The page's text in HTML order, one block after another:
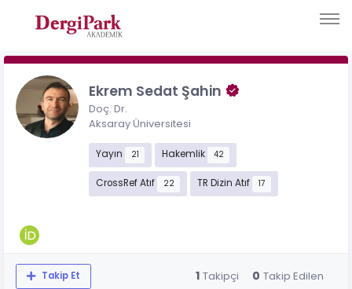
Ekrem Sedat Şahin
Doç. Dr.
Aksaray Üniversitesi
Yayın 21 Hakemlik 42
CrossRef Atıf 22 TR Dizin Atıf 17
Takip Et 1 Takipçi 0 Takip Edilen